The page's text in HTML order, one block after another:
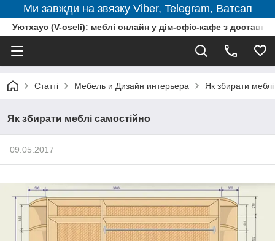
Ми завжди на звязку Viber, Telegram, Ватсап
Уютхаус (V-oseli): меблі онлайн у дім-офіс-кафе з
Статті Мебель и Дизайн интерьера Як збирати
Як збирати меблі самостійно
09.05.2017